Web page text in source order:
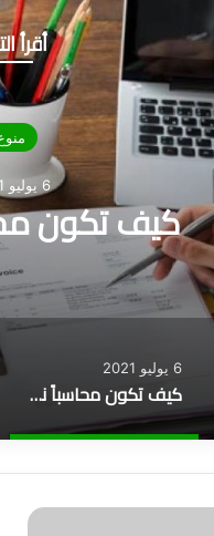
أقرأ
6 يوليو 2021
كيف تكون
6 يوليو 2021
كيف تكون محاسباً ناجحاً؟